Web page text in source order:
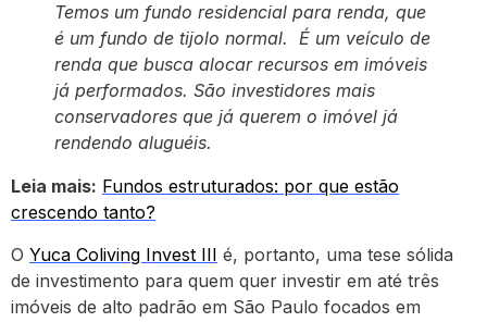
Temos um fundo residencial para renda, que
é um fundo de tijolo normal. É um veículo de
renda que busca alocar recursos em imóveis
já performados. São investidores mais
conservadores que já querem o imóvel já
rendendo aluguéis.
Leia mais: Fundos estruturados: por que estão
crescendo tanto?
O Yuca Coliving Invest III é, portanto, uma tese sólida
de investimento para quem quer investir em até três
imóveis de alto padrão em São Paulo focados em